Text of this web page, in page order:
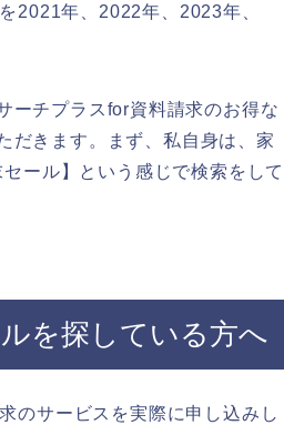
2021年、2022年、2023年、
ーチプラスfor資料請求のお得な
だきます。まず、私自身は、家
ール】という感じで検索をして
を探している方へ
のサービスを実際に申し込みし